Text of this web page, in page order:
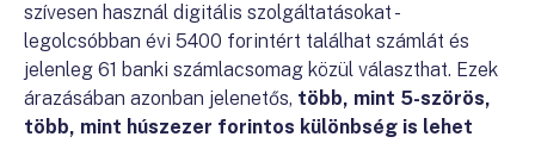
szívesen használ digitális szolgáltatásokat -
legolcsóbban évi 5400 forintért találhat számlát és
jelenleg 61 banki számlacsomag közül választhat. Ezek
árazásában azonban jelenetős, több, mint 5-szörös,
több, mint húszezer forintos különbség is lehet